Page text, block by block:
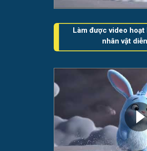
Làm được video
nhân vật